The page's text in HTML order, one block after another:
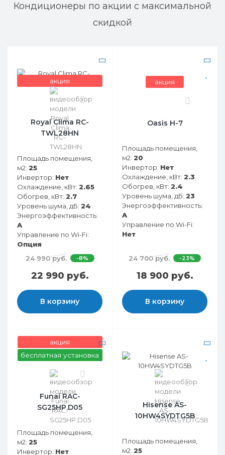
Кондиционеры по акции с максимальной
скидкой
акция
0
Royal Clima RC-
TWL28HN
Площадь помещения,
м2: 25
Инвертор: Нет
Охлаждение, кВт: 2.65
Обогрев, кВт: 2.7
Уровень шума, дБ: 24
Энергоэффективность:
A
Управление по Wi-Fi:
Опция
24 990 руб.
-8%
22 990 руб.
В корзину
акция
Oasis H-7
Площадь помещения,
м2: 20
Инвертор: Нет
Охлаждение, кВт: 2.3
Обогрев, кВт: 2.4
Уровень шума, дБ: 23
Энергоэффективность:
A
Управление по Wi-Fi:
Нет
24 700 руб. -23%
18 900 руб.
В корзину
акция
бесплатная установка
Funai RAC-
SG25HP.D05
Площадь помещения,
м2: 25
Инвертор: Нет
0
Hisense AS-
10HW4SYDTG5B
Площадь помещения,
м2: 25